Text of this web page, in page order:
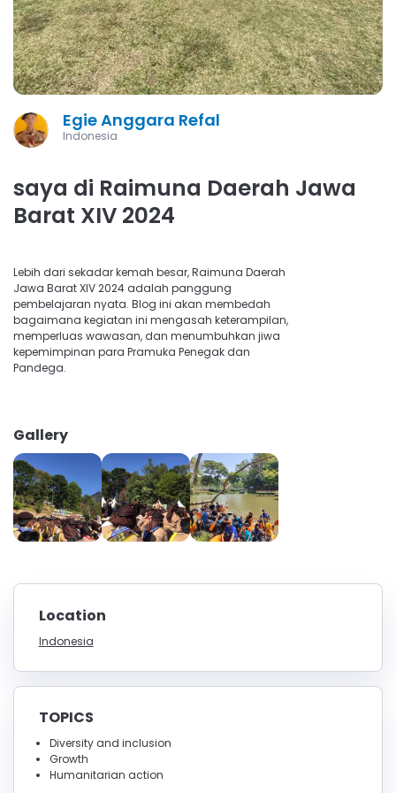
Egie Anggara Refal
Indonesia
saya di Raimuna Daerah Jawa
Barat XIV 2024
Lebih dari sekadar kemah besar, Raimuna Daerah
Jawa Barat XIV 2024 adalah panggung
pembelajaran nyata. Blog ini akan membedah
bagaimana kegiatan ini mengasah keterampilan,
memperluas wawasan, dan menumbuhkan jiwa
kepemimpinan para Pramuka Penegak dan
Pandega.
Gallery
Location
Indonesia
TOPICS
Diversity and inclusion
Growth
Humanitarian action